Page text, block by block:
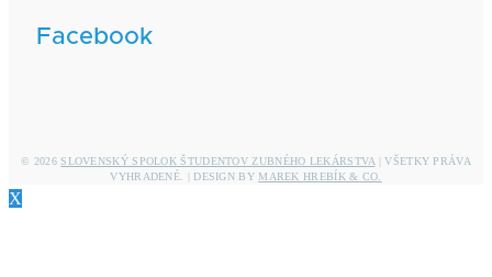
Facebook
© 2026SLOVENSKÝ SPOLOK ŠTUDENTOV ZUBNÉHO LEKÁRSTVA| VŠETKY PRÁVA
VYHRADENÉ. | DESIGN BYMAREK HREBÍK & CO.
X